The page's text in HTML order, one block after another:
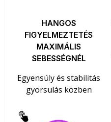
HANGOS
FIGYELMEZTETÉS
MAXIMÁLIS
SEBESSÉGNÉL
Egyensúly és stabilitás
gyorsulás közben